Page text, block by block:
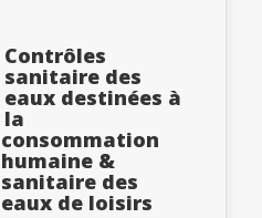
Contrôles
sanitaire des
eaux destinées à
la
consommation
humaine &
sanitaire des
eaux de loisirs